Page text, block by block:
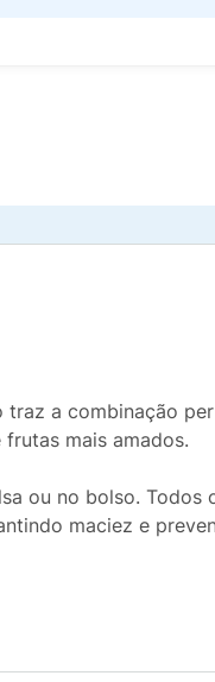
traz a combinação
mais amados.
ou no bolso. Todos
maciez e